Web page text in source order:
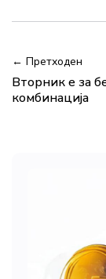
← Претходен
Вторник е за
комбинација